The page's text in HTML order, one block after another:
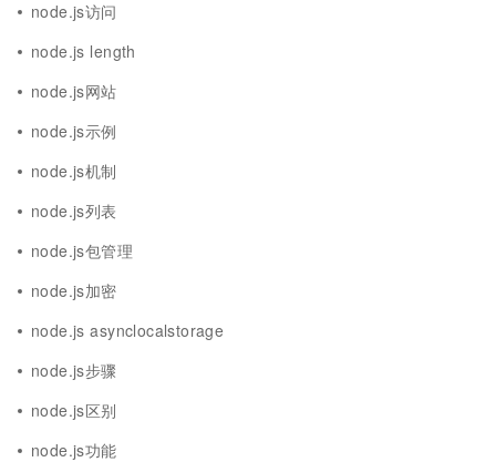
node.js访问
node.js length
node.js网站
node.js示例
node.js机制
node.js列表
node.js包管理
node.js加密
node.js asynclocalstorage
node.js步骤
node.js区别
node.js功能